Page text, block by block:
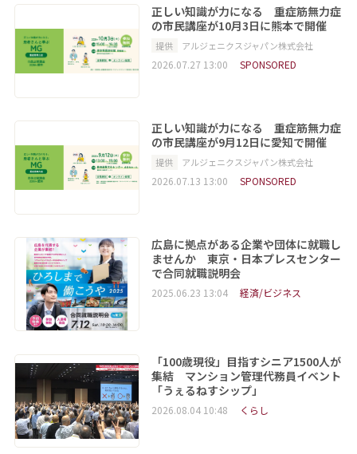
正しい知識が力になる 重症筋無力症
の市民講座が10月3日に熊本で開催
提供 アルジェニクスジャパン株式会社
2026.07.27 13:00 SPONSORED
正しい知識が力になる 重症筋無力症
の市民講座が9月12日に愛知で開催
提供 アルジェニクスジャパン株式会社
2026.07.13 13:00 SPONSORED
広島に拠点がある企業や団体に就職し
ませんか 東京・日本プレスセンター
で合同就職説明会
2025.06.23 13:04 経済/ビジネス
「100歳現役」目指すシニア1500人が
集結 マンション管理代務員イベント
「うぇるねすシップ」
2026.08.04 10:48 くらし